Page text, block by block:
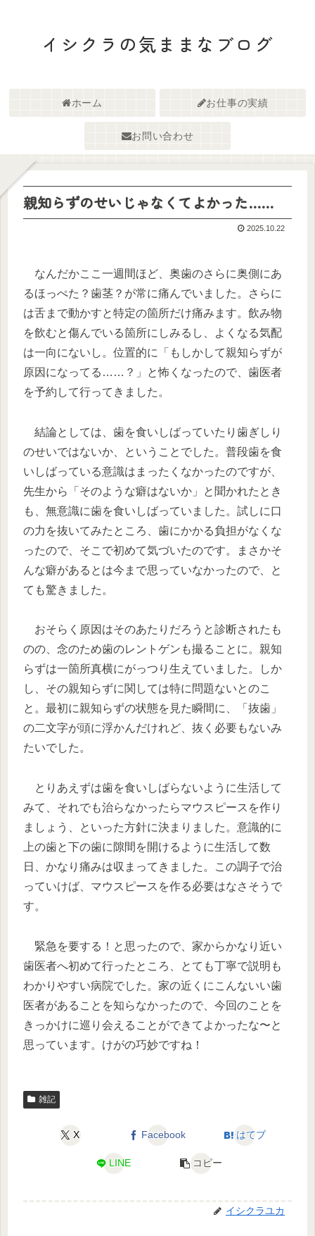
イシクラの気ままなブログ
ホーム お仕事の実績
お問い合わせ
親知らずのせいじゃなくてよかった……
2025.10.22
なんだかここ一週間ほど、奥歯のさらに奥側にあ
るほっぺた？歯茎？が常に痛んでいました。さらに
は舌まで動かすと特定の箇所だけ痛みます。飲み物
を飲むと傷んでいる箇所にしみるし、よくなる気配
は一向にないし。位置的に「もしかして親知らずが
原因になってる……？」と怖くなったので、歯医者
を予約して行ってきました。
結論としては、歯を食いしばっていたり歯ぎしり
のせいではないか、ということでした。普段歯を食
いしばっている意識はまったくなかったのですが、
先生から「そのような癖はないか」と聞かれたとき
も、無意識に歯を食いしばっていました。試しに口
の力を抜いてみたところ、歯にかかる負担がなくな
ったので、そこで初めて気づいたのです。まさかそ
んな癖があるとは今まで思っていなかったので、と
ても驚きました。
おそらく原因はそのあたりだろうと診断されたも
のの、念のため歯のレントゲンも撮ることに。親知
らずは一箇所真横にがっつり生えていました。しか
し、その親知らずに関しては特に問題ないとのこ
と。最初に親知らずの状態を見た瞬間に、「抜歯」
の二文字が頭に浮かんだけれど、抜く必要もないみ
たいでした。
とりあえずは歯を食いしばらないように生活して
みて、それでも治らなかったらマウスピースを作り
ましょう、といった方針に決まりました。意識的に
上の歯と下の歯に隙間を開けるように生活して数
日、かなり痛みは収まってきました。この調子で治
っていけば、マウスピースを作る必要はなさそうで
す。
緊急を要する！と思ったので、家からかなり近い
歯医者へ初めて行ったところ、とても丁寧で説明も
わかりやすい病院でした。家の近くにこんないい歯
医者があることを知らなかったので、今回のことを
きっかけに巡り会えることができてよかったな〜と
思っています。けがの巧妙ですね！
雑記
X Facebook はてブ
LINE コピー
イシクラユカ